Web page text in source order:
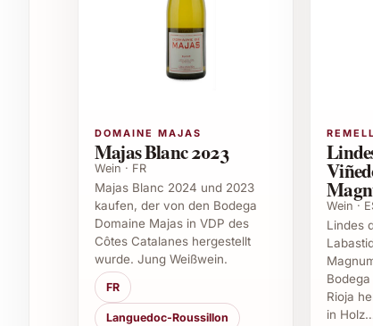
Festlich bei Weihnachten und Silvester
Sommerliche Garten- und Grillfeste
Elegant bei Firmenevents und
Gut geeignet für Gastronomie und
Der L’Archetipo Spumante Rosato Brut ist
leichten Vorspeisen, Meeresfrüchten oder
dabei trockenes Profil macht ihn auch
ein besonderer, eleganter Schaumwein
Rosato auch hervorragend im Weinkeller
geniessen.
Häufige Fragen zum L’Archetipo
DOMAINE MAJAS
Majas Blanc 2023
Wein · FR
Majas Blanc 2024 und 2023
kaufen, der von den Bodega
Domaine Majas in VDP des
Côtes Catalanes hergestellt
wurde. Jung Weißwein.
FR
Languedoc-Roussillon
Wein ·
Lindes
Bodega
Rioja
in